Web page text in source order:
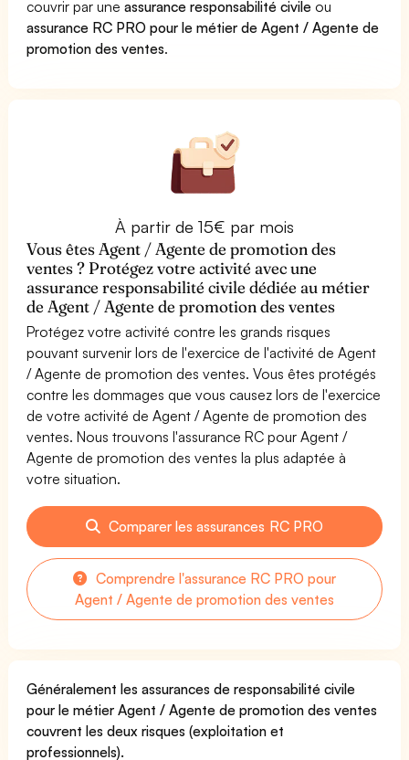
couvrir par uneassurance responsabilité civile ou
assurance RC PRO pour le métier de Agent / Agente de
promotion des ventes.
À partir de 15€ par mois
Vous êtes Agent / Agente de promotion des
ventes ? Protégez votre activité avec une
assurance responsabilité civile dédiée au métier
de Agent / Agente de promotion des ventes
Protégez votre activité contre les grands risques
pouvant survenir lors de l'exercice de l'activité de Agent
/ Agente de promotion des ventes. Vous êtes protégés
contre les dommages que vous causez lors de l'exercice
de votre activité de Agent / Agente de promotion des
ventes. Nous trouvons l'assurance RC pour Agent /
Agente de promotion des ventes la plus adaptée à
votre situation.
Comparer les assurances RC PRO
Comprendre l'assurance RC PRO pour
Agent / Agente de promotion des ventes
Généralement les assurances de responsabilité civile
pour le métier Agent / Agente de promotion des ventes
couvrent les deux risques (exploitation et
professionnels).